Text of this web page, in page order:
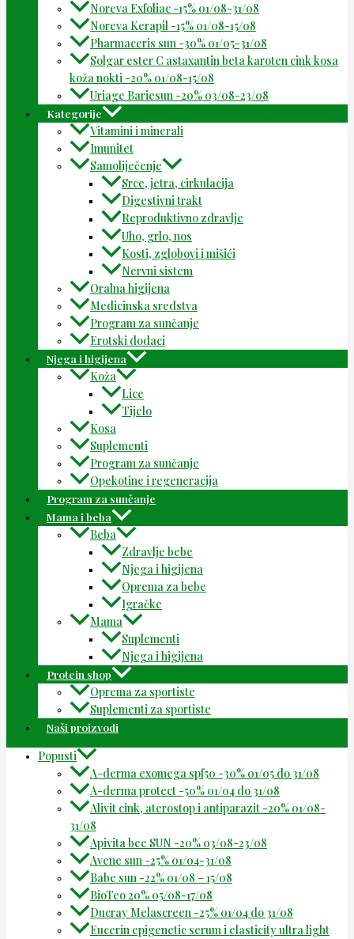
Noreva Exfoliac -15% 01/08-31/08
Noreva Kerapil -15% 01/08-15/08
Pharmaceris sun -30% 01/05-31/08
Solgar ester C astaxantin beta karoten cink kosa
koža nokti -20% 01/08-15/08
Uriage Bariesun -20% 03/08-23/08
Kategorije
Vitamini i minerali
Imunitet
Samoliječenje
Srce, jetra, cirkulacija
Digestivni trakt
Reproduktivno zdravlje
Uho, grlo, nos
Kosti, zglobovi i mišići
Nervni sistem
Oralna higijena
Medicinska sredstva
Program za sunčanje
Erotski dodaci
Njega i higijena
Koža
Lice
Tijelo
Kosa
Suplementi
Program za sunčanje
Opekotine i regeneracija
Program za sunčanje
Mama i beba
Beba
Zdravlje bebe
Njega i higijena
Oprema za bebe
Igračke
Mama
Suplementi
Njega i higijena
Protein shop
Oprema za sportiste
Suplementi za sportiste
Naši proizvodi
Popusti
A-derma exomega spf50 -30% 01/05 do 31/08
A-derma protect -50% 01/04 do 31/08
Alivit cink, aterostop i antiparazit -20% 01/08-
31/08
Apivita bee SUN -20% 03/08-23/08
Avene sun -25% 01/04-31/08
Babe sun -22% 01/08 – 15/08
BioTeo 20% 05/08-17/08
Ducray Melascreen -25% 01/04 do 31/08
Eucerin epigenetic serum i elasticity ultra light